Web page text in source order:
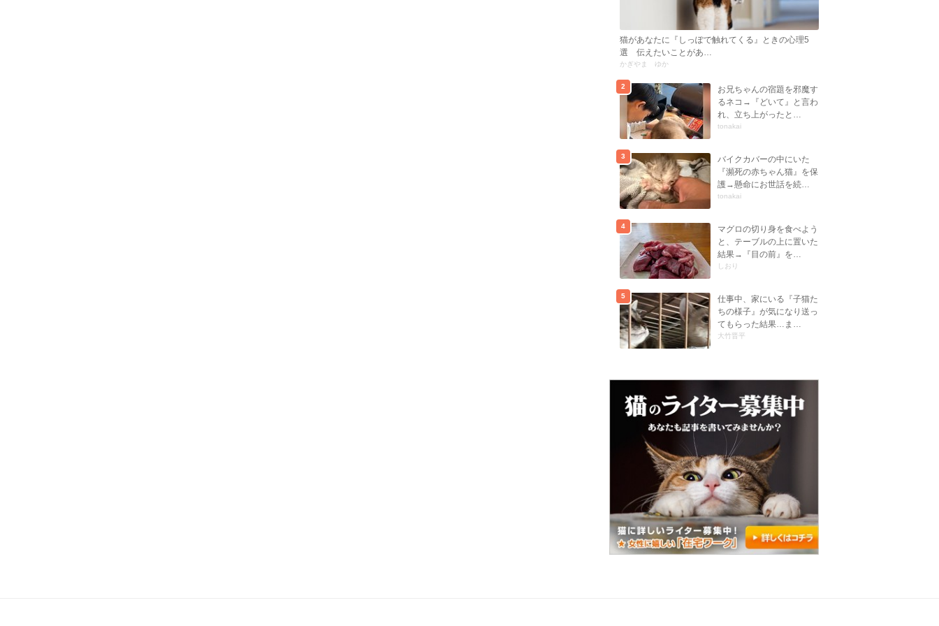
猫があなたに『しっぽで触れてくる』ときの心理5
選 伝えたいことがあ…
かぎやま ゆか
2
お兄ちゃんの宿題を邪魔す
るネコ→『どいて』と言わ
れ、立ち上がったと…
tonakai
3
バイクカバーの中にいた
『瀕死の赤ちゃん猫』を保
護→懸命にお世話を続…
tonakai
4
マグロの切り身を食べよう
と、テーブルの上に置いた
結果→『目の前』を…
しおり
5
仕事中、家にいる『子猫た
ちの様子』が気になり送っ
てもらった結果…ま…
大竹晋平